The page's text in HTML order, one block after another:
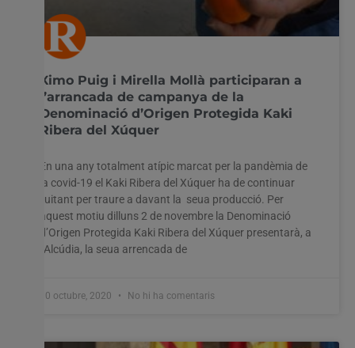
Ximo Puig i Mirella Mollà participaran a
l’arrancada de campanya de la
Denominació d’Origen Protegida Kaki
Ribera del Xúquer
En una any totalment atípic marcat per la pandèmia de
la covid-19 el Kaki Ribera del Xúquer ha de continuar
lluitant per traure a davant la seua producció. Per
aquest motiu dilluns 2 de novembre la Denominació
d’Origen Protegida Kaki Ribera del Xúquer presentarà, a
l’Alcúdia, la seua arrencada de
30 octubre, 2020 No hi ha comentaris